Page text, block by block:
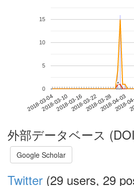
2018-03-042018-03-102018-03-162018-03-222018-03-282018-04-03
2018-
0
5
10
15
*
*
外部データベース
Google Scholar
Twitter (29 users, 29